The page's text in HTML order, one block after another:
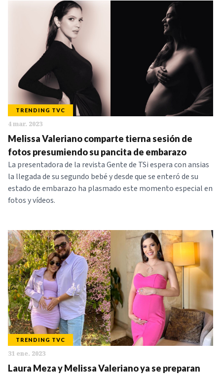
TRENDING TVC
4 mar. 2023
Melissa Valeriano comparte tierna sesión de
fotos presumiendo su pancita de embarazo
La presentadora de la revista Gente de TSi espera con ansias
la llegada de su segundo bebé y desde que se enteró de su
estado de embarazo ha plasmado este momento especial en
fotos y vídeos.
TRENDING TVC
31 ene. 2023
Laura Meza y Melissa Valeriano ya se preparan